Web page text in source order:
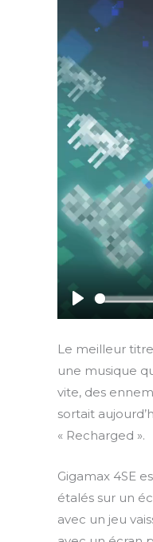
P
a
y
Le meilleur
une musique
vite, des
sortait
« Recharged ».
Gigamax 4SE
étalés sur un
avec un jeu